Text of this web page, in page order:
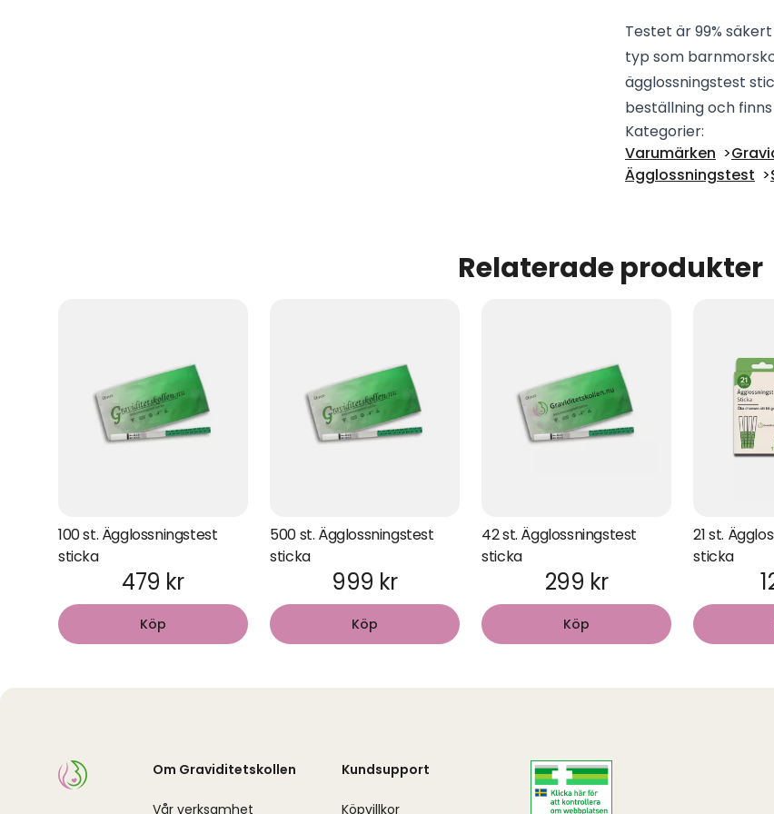
Testet är 99%
typ som
ägglossningstest
beställning och
Kategorier:
Varumärken
Ägglossningstest
Relaterade produkter
100 st. Ägglossningstest
sticka
479 kr
Köp
500 st. Ägglossningstest
sticka
999 kr
Köp
42 st. Ägglossningstest
sticka
299 kr
Köp
21 st.
sticka
Om Graviditetskollen
Vår verksamhet
Kundsupport
Köpvillkor